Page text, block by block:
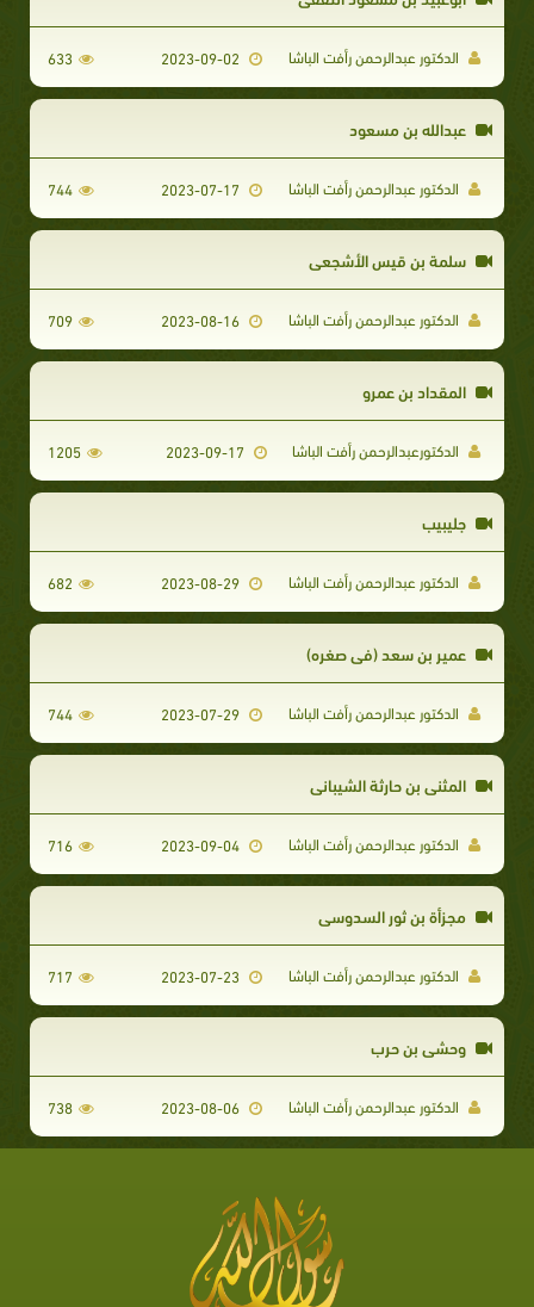
الدكتور عبدالرحمن رأفت الباشا 633
عبدالله بن مسعود
الدكتور عبدالرحمن رأفت الباشا 744
سلمة بن قيس الأشجعي
الدكتور عبدالرحمن رأفت الباشا 709
المقداد بن عمرو
الدكتورعبدالرحمن رأفت الباشا 1205
جليبيب
الدكتور عبدالرحمن رأفت الباشا 682
عمير بن سعد (في صغره)
الدكتور عبدالرحمن رأفت الباشا 744
المثنى بن حارثة الشيباني
الدكتور عبدالرحمن رأفت الباشا 716
مجزأة بن ثور السدوسي
الدكتور عبدالرحمن رأفت الباشا 717
وحشي بن حرب
الدكتور عبدالرحمن رأفت الباشا 738